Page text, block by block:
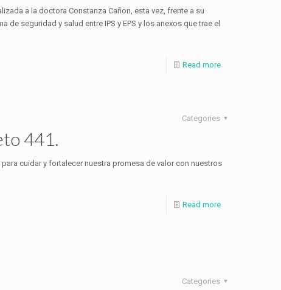
a la doctora Constanza Cañon, esta vez, frente a su
seguridad y salud entre IPS y EPS y los anexos que trae el
Read more
Categories
441.
cuidar y fortalecer nuestra promesa de valor con nuestros
Read more
Categories